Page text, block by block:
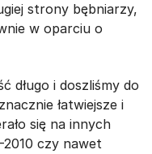
strony bębniarzy,
w oparciu o
długo i doszliśmy do
łatwiejsze i
się na innych
czy nawet